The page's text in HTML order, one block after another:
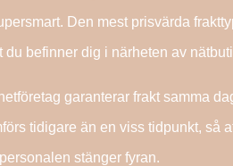
Den mest prisvärda
du befinner dig i närheten av
garanterar frakt samma
tidigare än en viss tidpunkt, så
stänger fyran.